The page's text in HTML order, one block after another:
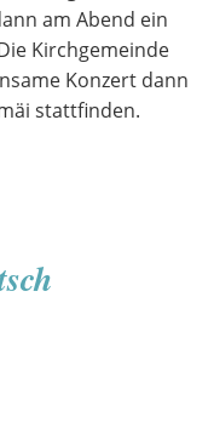
am Abend ein
Kirchgemeinde
Konzert dann
stattfinden.